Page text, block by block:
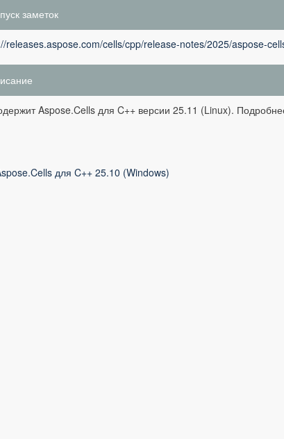
заметок
releases.aspose.com/cells/cpp/release-notes/2025/aspose-
Aspose.Cells для C++ версии 25.11 (Linux).
для C++ 25.10 (Windows)